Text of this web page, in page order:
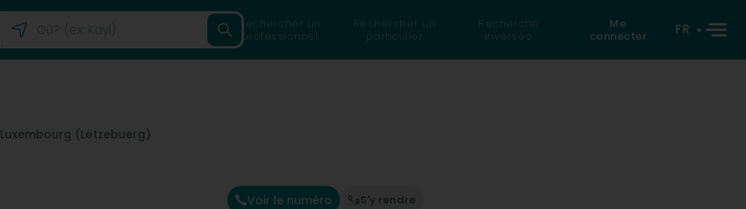
Rechercher un
professionnel
Rechercher un
particulier
Recherche
inversée
Me
connecter
FR
Luxembourg (Lëtzebuerg)
Voir le numéro S'y rendre